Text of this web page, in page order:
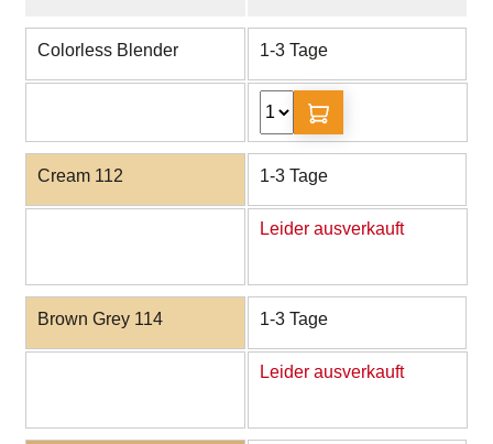
Colorless Blender 1-3 Tage
Cream 112 1-3 Tage
Leider ausverkauft
Brown Grey 114 1-3 Tage
Leider ausverkauft